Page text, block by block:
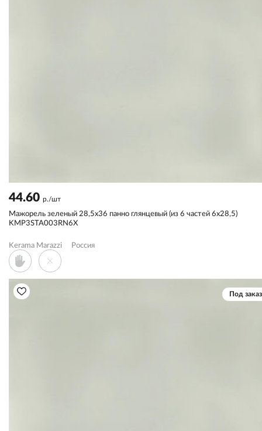
44.60 р./шт
Мажорель зеленый 28,5x36 панно глянцевый (из 6 частей 6х28,5)
KMP3STA003RN6X
Kerama Marazzi Россия
Под заказ